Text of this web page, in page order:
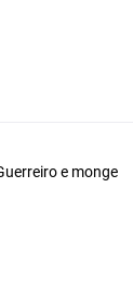
e monge